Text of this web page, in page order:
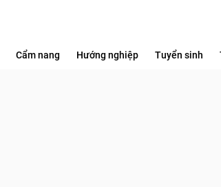
Cẩm nang Hướng nghiệp Tuyển sinh